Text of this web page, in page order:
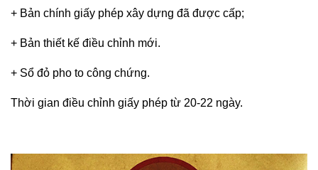
+ Bản chính giấy phép xây dựng đã được cấp;
+ Bản thiết kế điều chỉnh mới.
+ Sổ đỏ pho to công chứng.
Thời gian điều chỉnh giấy phép từ 20-22 ngày.